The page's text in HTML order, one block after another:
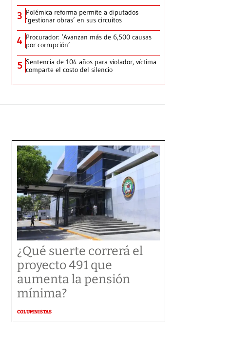
3 Polémica reforma permite a diputados
‘gestionar obras’ en sus circuitos
4 Procurador: ‘Avanzan más de 6,500 causas
por corrupción’
5 Sentencia de 104 años para violador, víctima
comparte el costo del silencio
¿Qué suerte correrá el
proyecto 491 que
aumenta la pensión
mínima?
COLUMNISTAS